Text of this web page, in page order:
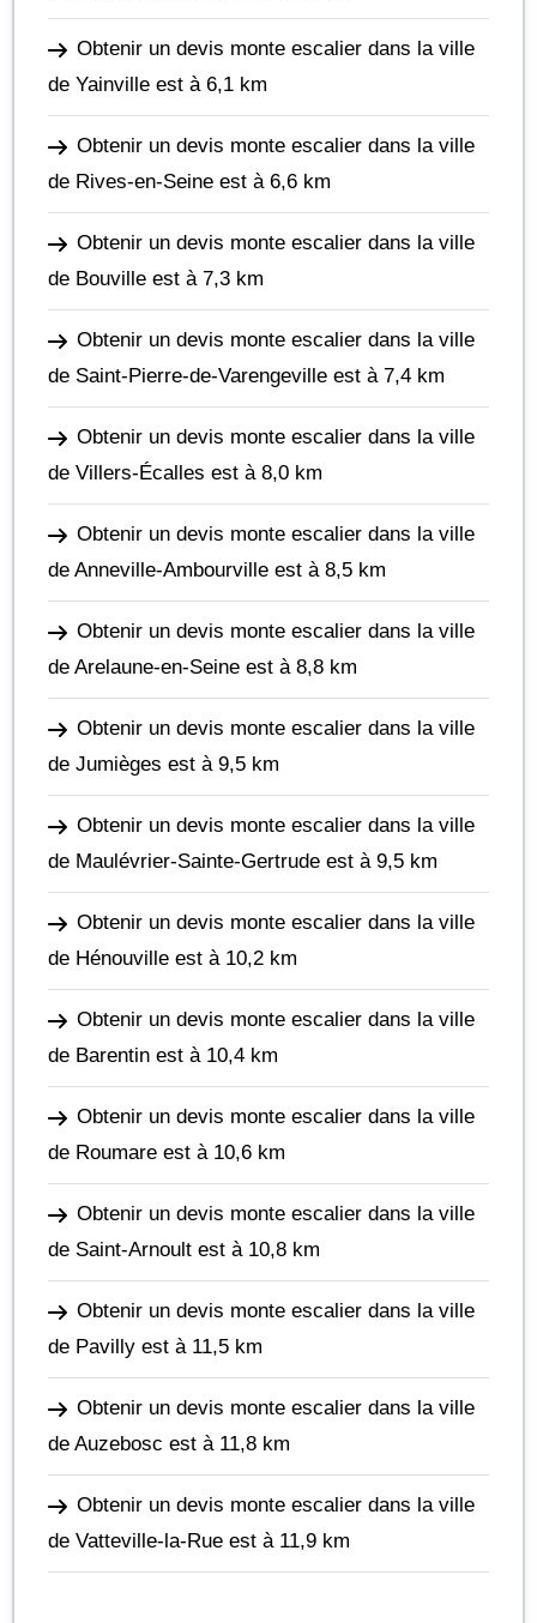
Obtenir un devis monte escalier dans la ville
de Yainville est à 6,1 km
Obtenir un devis monte escalier dans la ville
de Rives-en-Seine est à 6,6 km
Obtenir un devis monte escalier dans la ville
de Bouville est à 7,3 km
Obtenir un devis monte escalier dans la ville
de Saint-Pierre-de-Varengeville est à 7,4 km
Obtenir un devis monte escalier dans la ville
de Villers-Écalles est à 8,0 km
Obtenir un devis monte escalier dans la ville
de Anneville-Ambourville est à 8,5 km
Obtenir un devis monte escalier dans la ville
de Arelaune-en-Seine est à 8,8 km
Obtenir un devis monte escalier dans la ville
de Jumièges est à 9,5 km
Obtenir un devis monte escalier dans la ville
de Maulévrier-Sainte-Gertrude est à 9,5 km
Obtenir un devis monte escalier dans la ville
de Hénouville est à 10,2 km
Obtenir un devis monte escalier dans la ville
de Barentin est à 10,4 km
Obtenir un devis monte escalier dans la ville
de Roumare est à 10,6 km
Obtenir un devis monte escalier dans la ville
de Saint-Arnoult est à 10,8 km
Obtenir un devis monte escalier dans la ville
de Pavilly est à 11,5 km
Obtenir un devis monte escalier dans la ville
de Auzebosc est à 11,8 km
Obtenir un devis monte escalier dans la ville
de Vatteville-la-Rue est à 11,9 km